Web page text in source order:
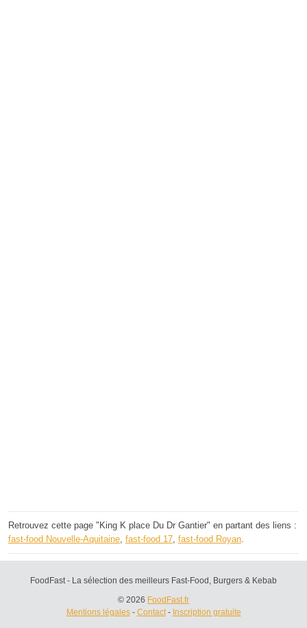
Retrouvez cette page "King K place Du Dr Gantier" en partant des liens :
fast-food Nouvelle-Aquitaine fast-food 17 fast-food Royan
FoodFast - La sélection des meilleurs Fast-Food, Burgers & Kebab
© 2026 FoodFast.fr
Mentions légales- Contact- Inscription gratuite